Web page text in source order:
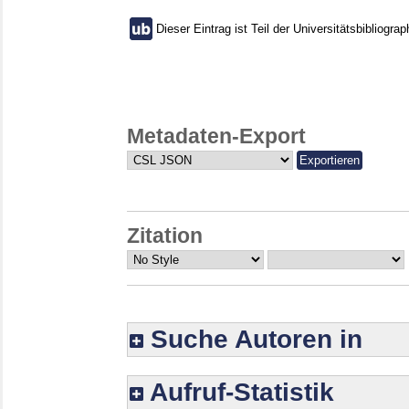
Dieser Eintrag ist Teil der
Metadaten-Export
Zitation
Suche Autoren in
Aufruf-Statistik